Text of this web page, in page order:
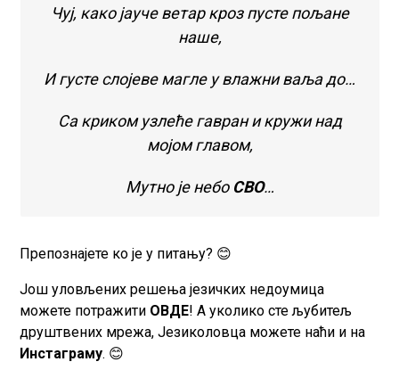
Чуј, како јауче ветар кроз пусте пољане
наше,
И густе слојеве магле у влажни ваља до…
Са криком узлеће гавран и кружи над
мојом главом,
Мутно је небо СВО…
Препознајете ко је у питању? 😊
Још уловљених решења језичких недоумица
можете потражити ОВДЕ! А уколико сте љубитељ
друштвених мрежа, Језиколовца можете наћи и на
Инстаграму. 😊